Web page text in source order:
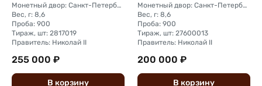
Монетный двор: Санкт-Петербургский монетный двор
Вес, г: 8,6
Проба: 900
Тираж, шт: 2817019
Правитель: Николай II
255 000 ₽
В корзину
Монетный двор: Санкт-Петербургский монетный двор
Вес, г: 8,6
Проба: 900
Тираж, шт: 27600013
Правитель: Николай II
200 000 ₽
В корзину